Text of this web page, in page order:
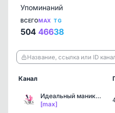
Упоминаний
ВСЕГО
504
MAX
466
TG
38
Название, ссылка или ID
Канал
Идеальный маникюр | Идеи…
[max]